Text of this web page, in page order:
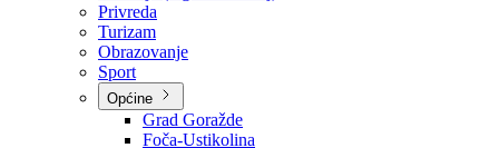
O kantonu
Simboli kantona (Grb, zastava)
Historija (digitalni muzej)
Privreda
Turizam
Obrazovanje